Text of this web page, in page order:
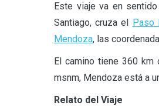
Este viaje va en
Santiago, cruza el Paso
Mendoza, las
El camino tiene 360 km
msnm, Mendoza está a
Relato del Viaje